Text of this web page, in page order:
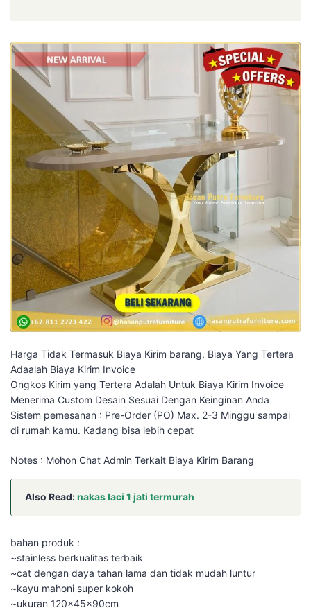
Harga Tidak Termasuk Biaya Kirim barang, Biaya Yang Tertera
Adaalah Biaya Kirim Invoice
Ongkos Kirim yang Tertera Adalah Untuk Biaya Kirim Invoice
Menerima Custom Desain Sesuai Dengan Keinginan Anda
Sistem pemesanan : Pre-Order (PO) Max. 2-3 Minggu sampai
di rumah kamu. Kadang bisa lebih cepat
Notes : Mohon Chat Admin Terkait Biaya Kirim Barang
Also Read:nakas laci 1 jati termurah
bahan produk :
~stainless berkualitas terbaik
~cat dengan daya tahan lama dan tidak mudah luntur
~kayu mahoni super kokoh
~ukuran 120x45x90cm